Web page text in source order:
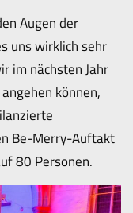
Augen der
uns wirklich sehr
im nächsten Jahr
können,
Be-Merry-Auftakt
80 Personen.